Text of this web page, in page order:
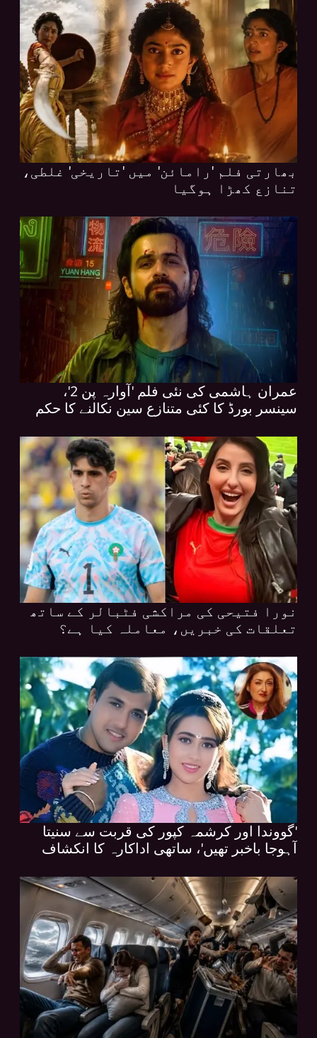
بھارتی فلم 'رامائن' میں 'تاریخی' غلطی،
تنازع کھڑا ہوگیا
عمران ہاشمی کی نئی فلم 'آوارہ پن 2'،
سینسر بورڈ کا کئی متنازع سین نکالنے کا حکم
نورا فتیحی کی مراکشی فٹبالر کے ساتھ
تعلقات کی خبریں، معاملہ کیا ہے؟
'گووندا اور کرشمہ کپور کی قربت سے سنیتا
آہوجا باخبر تھیں'، ساتھی اداکارہ کا انکشاف